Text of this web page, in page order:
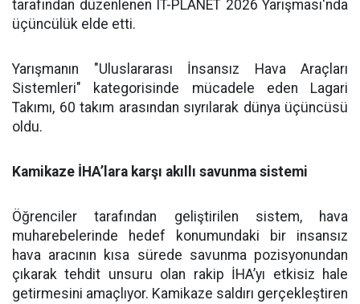
tarafından düzenlenen IT-PLANET 2026 Yarışması'nda
üçüncülük elde etti.
Yarışmanın "Uluslararası İnsansız Hava Araçları
Sistemleri" kategorisinde mücadele eden Lagari
Takımı, 60 takım arasından sıyrılarak dünya üçüncüsü
oldu.
Kamikaze İHA’lara karşı akıllı savunma sistemi
Öğrenciler tarafından geliştirilen sistem, hava
muharebelerinde hedef konumundaki bir insansız
hava aracının kısa sürede savunma pozisyonundan
çıkarak tehdit unsuru olan rakip İHA’yı etkisiz hale
getirmesini amaçlıyor. Kamikaze saldırı gerçekleştiren